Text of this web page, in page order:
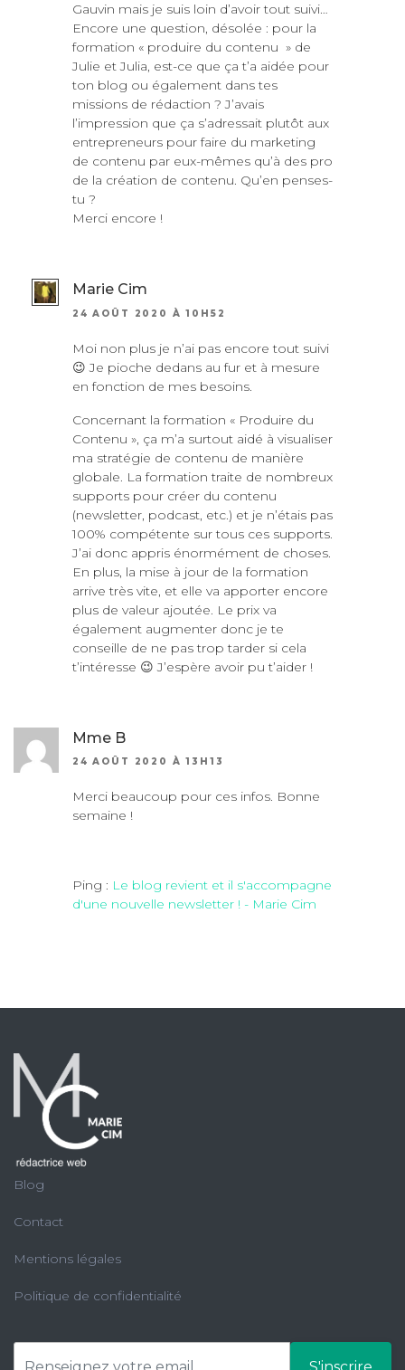
Gauvin mais je suis loin d’avoir tout suivi…
Encore une question, désolée : pour la
formation « produire du contenu » de
Julie et Julia, est-ce que ça t’a aidée pour
ton blog ou également dans tes
missions de rédaction ? J’avais
l’impression que ça s’adressait plutôt aux
entrepreneurs pour faire du marketing
de contenu par eux-mêmes qu’à des pro
de la création de contenu. Qu’en penses-
tu ?
Merci encore !
Marie Cim
24 AOÛT 2020 À 10H52
Moi non plus je n’ai pas encore tout suivi
😉 Je pioche dedans au fur et à mesure
en fonction de mes besoins.
Concernant la formation « Produire du
Contenu », ça m’a surtout aidé à visualiser
ma stratégie de contenu de manière
globale. La formation traite de nombreux
supports pour créer du contenu
(newsletter, podcast, etc.) et je n’étais pas
100% compétente sur tous ces supports.
J’ai donc appris énormément de choses.
En plus, la mise à jour de la formation
arrive très vite, et elle va apporter encore
plus de valeur ajoutée. Le prix va
également augmenter donc je te
conseille de ne pas trop tarder si cela
t’intéresse 😉 J’espère avoir pu t’aider !
Mme B
24 AOÛT 2020 À 13H13
Merci beaucoup pour ces infos. Bonne
semaine !
Ping : Le blog revient et il s'accompagne
d'une nouvelle newsletter ! - Marie Cim
Blog
Contact
Mentions légales
Politique de confidentialité
S'inscrire